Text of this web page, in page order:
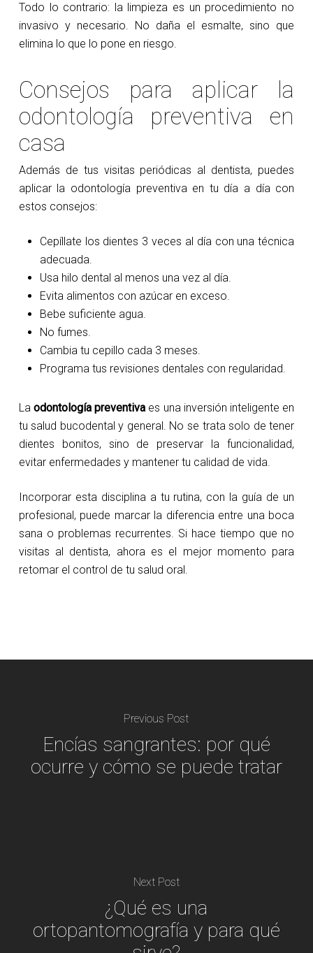
Todo lo contrario: la limpieza es un procedimiento no
invasivo y necesario. No daña el esmalte, sino que
elimina lo que lo pone en riesgo.
Consejos para aplicar la
odontología preventiva en
casa
Además de tus visitas periódicas al dentista, puedes
aplicar la odontología preventiva en tu día a día con
estos consejos:
Cepíllate los dientes 3 veces al día con una técnica
adecuada.
Usa hilo dental al menos una vez al día.
Evita alimentos con azúcar en exceso.
Bebe suficiente agua.
No fumes.
Cambia tu cepillo cada 3 meses.
Programa tus revisiones dentales con regularidad.
Laodontología preventiva es una inversión inteligente en
tu salud bucodental y general. No se trata solo de tener
dientes bonitos, sino de preservar la funcionalidad,
evitar enfermedades y mantener tu calidad de vida.
Incorporar esta disciplina a tu rutina, con la guía de un
profesional, puede marcar la diferencia entre una boca
sana o problemas recurrentes. Si hace tiempo que no
visitas al dentista, ahora es el mejor momento para
retomar el control de tu salud oral.
Previous Post
Encías sangrantes: por qué
ocurre y cómo se puede tratar
Next Post
¿Qué es una
ortopantomografía y para qué